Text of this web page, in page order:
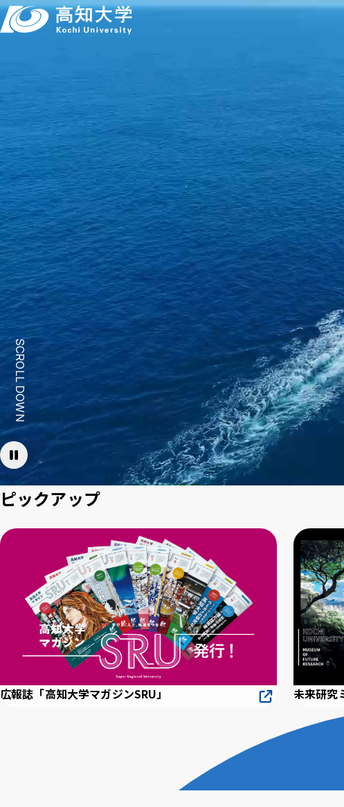
本
文
高知大学について
教育・学生支援
高知大学
アクセス採用情報お問い合
Inst
agra
Face
boo
k
X
You
Tub
e
イベント
お知らせ
言語 ： 日本語 English
文字サイズ ： 標準 大
背景色 ： 白 青 黒
動画
を停
止す
る
SCROLL DOWN
ピックアップ
広報誌「高知大学マガジンSRU」 未来研究